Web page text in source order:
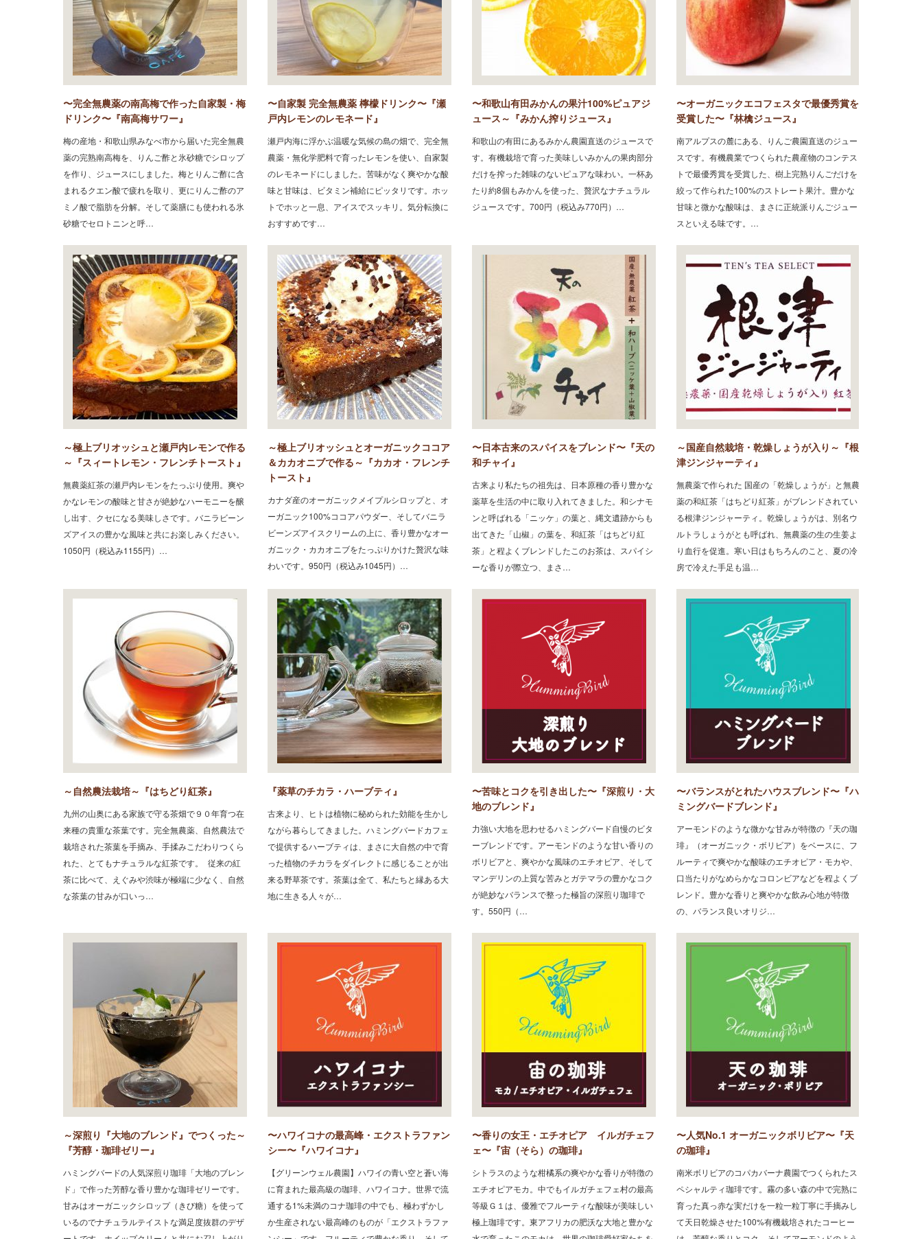
〜完全無農薬の南高梅で作った自家製・梅
ドリンク〜『南高梅サワー』
梅の産地・和歌山県みなべ市から届いた完全無農
薬の完熟南高梅を、りんご酢と氷砂糖でシロップ
を作り、ジュースにしました。梅とりんご酢に含
まれるクエン酸で疲れを取り、更にりんご酢のア
ミノ酸で脂肪を分解。そして薬膳にも使われる氷
砂糖でセロトニンと呼…
〜自家製 完全無農薬 檸檬ドリンク〜『瀬
戸内レモンのレモネード』
瀬戸内海に浮かぶ温暖な気候の島の畑で、完全無
農薬・無化学肥料で育ったレモンを使い、自家製
のレモネードにしました。苦味がなく爽やかな酸
味と甘味は、ビタミン補給にピッタリです。ホッ
トでホッと一息、アイスでスッキリ。気分転換に
おすすめです…
〜和歌山有田みかんの果汁100%ピュアジ
ュース～『みかん搾りジュース』
和歌山の有田にあるみかん農園直送のジュースで
す。有機栽培で育った美味しいみかんの果肉部分
だけを搾った雑味のないピュアな味わい。一杯あ
たり約8個もみかんを使った、贅沢なナチュラル
ジュースです。700円（税込み770円）…
〜オーガニックエコフェスタで最優秀賞を
受賞した〜『林檎ジュース』
南アルプスの麓にある、りんご農園直送のジュー
スです。有機農業でつくられた農産物のコンテス
トで最優秀賞を受賞した、樹上完熟りんごだけを
絞って作られた100%のストレート果汁。豊かな
甘味と微かな酸味は、まさに正統派りんごジュー
スといえる味です。…
～極上ブリオッシュと瀬戸内レモンで作る
～『スィートレモン・フレンチトースト』
無農薬紅茶の瀬戸内レモンをたっぷり使用。爽や
かなレモンの酸味と甘さが絶妙なハーモニーを醸
し出す、クセになる美味しさです。バニラビーン
ズアイスの豊かな風味と共にお楽しみください。
1050円（税込み1155円）…
～極上ブリオッシュとオーガニックココア
＆カカオニブで作る～『カカオ・フレンチ
トースト』
カナダ産のオーガニックメイプルシロップと、オ
ーガニック100%ココアパウダー、そしてバニラ
ビーンズアイスクリームの上に、香り豊かなオー
ガニック・カカオニブをたっぷりかけた贅沢な味
わいです。950円（税込み1045円）…
〜日本古来のスパイスをブレンド〜『天の
和チャイ』
古来より私たちの祖先は、日本原種の香り豊かな
薬草を生活の中に取り入れてきました。和シナモ
ンと呼ばれる「ニッケ」の葉と、縄文遺跡からも
出てきた「山椒」の葉を、和紅茶「はちどり紅
茶」と程よくブレンドしたこのお茶は、スパイシ
ーな香りが際立つ、まさ…
～国産自然栽培・乾燥しょうが入り～『根
津ジンジャーティ』
無農薬で作られた 国産の「乾燥しょうが」と無農
薬の和紅茶「はちどり紅茶」がブレンドされてい
る根津ジンジャーティ。乾燥しょうがは、別名ウ
ルトラしょうがとも呼ばれ、無農薬の生の生姜よ
り血行を促進。寒い日はもちろんのこと、夏の冷
房で冷えた手足も温…
～自然農法栽培～『はちどり紅茶』
九州の山奥にある家族で守る茶畑で９０年育つ在
来種の貴重な茶葉です。完全無農薬、自然農法で
栽培された茶葉を手摘み、手揉みこだわりつくら
れた、とてもナチュラルな紅茶です。 従来の紅
茶に比べて、えぐみや渋味が極端に少なく、自然
な茶葉の甘みが口いっ…
『薬草のチカラ・ハーブティ』
古来より、ヒトは植物に秘められた効能を生かし
ながら暮らしてきました。ハミングバードカフェ
で提供するハーブティは、まさに大自然の中で育
った植物のチカラをダイレクトに感じることが出
来る野草茶です。茶葉は全て、私たちと縁ある大
地に生きる人々が…
〜苦味とコクを引き出した〜『深煎り・大
地のブレンド』
力強い大地を思わせるハミングバード自慢のビタ
ーブレンドです。アーモンドのような甘い香りの
ボリビアと、爽やかな風味のエチオピア、そして
マンデリンの上質な苦みとガテマラの豊かなコク
が絶妙なバランスで整った極旨の深煎り珈琲で
す。550円（…
〜バランスがとれたハウスブレンド〜『ハ
ミングバードブレンド』
アーモンドのような微かな甘みが特徴の『天の珈
琲』（オーガニック・ボリビア）をベースに、フ
ルーティで爽やかな酸味のエチオピア・モカや、
口当たりがなめらかなコロンビアなどを程よくブ
レンド。豊かな香りと爽やかな飲み心地が特徴
の、バランス良いオリジ…
～深煎り『大地のブレンド』でつくった～
『芳醇・珈琲ゼリー』
ハミングバードの人気深煎り珈琲「大地のブレン
ド」で作った芳醇な香り豊かな珈琲ゼリーです。
甘みはオーガニックシロップ（きび糖）を使って
いるのでナチュラルテイストな満足度抜群のデザ
〜ハワイコナの最高峰・エクストラファン
シー〜『ハワイコナ』
【グリーンウェル農園】ハワイの青い空と蒼い海
に育まれた最高級の珈琲、ハワイコナ。世界で流
通する1%未満のコナ珈琲の中でも、極わずかし
か生産されない最高峰のものが「エクストラファ
〜香りの女王・エチオピア イルガチェフ
ェ〜『宙（そら）の珈琲』
シトラスのような柑橘系の爽やかな香りが特徴の
エチオピアモカ。中でもイルガチェフェ村の最高
等級Ｇ１は、優雅でフルーティな酸味が美味しい
極上珈琲です。東アフリカの肥沃な大地と豊かな
〜人気No.1 オーガニックボリビア〜『天
の珈琲』
南米ボリビアのコパカバーナ農園でつくられたス
ペシャルティ珈琲です。霧の多い森の中で完熟に
育った真っ赤な実だけを一粒一粒丁寧に手摘みし
て天日乾燥させた100%有機栽培されたコーヒー